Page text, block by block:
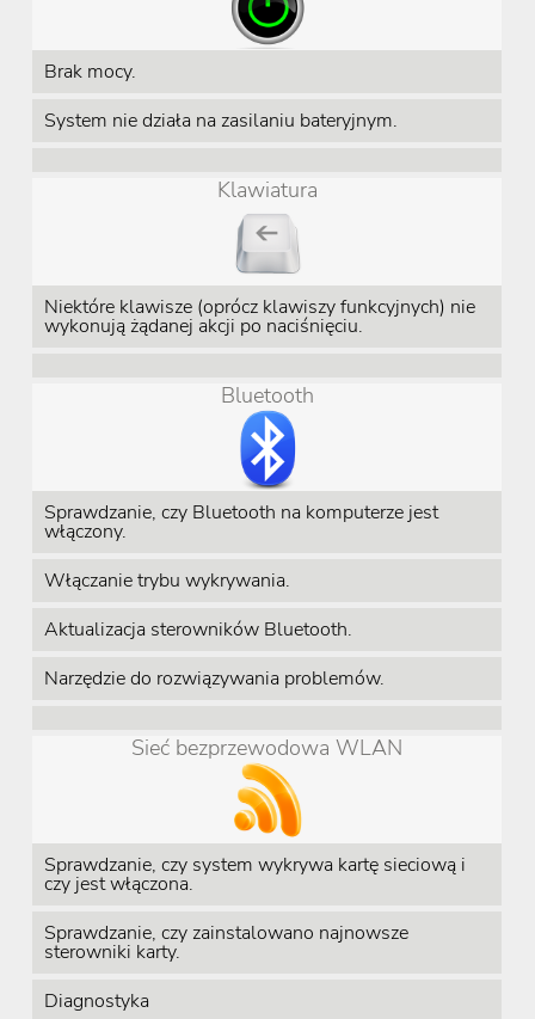
Brak mocy.
System nie działa na zasilaniu bateryjnym.
Klawiatura
Niektóre klawisze (oprócz klawiszy funkcyjnych) nie
wykonują żądanej akcji po naciśnięciu.
Bluetooth
Sprawdzanie, czy Bluetooth na komputerze jest
włączony.
Włączanie trybu wykrywania.
Aktualizacja sterowników Bluetooth.
Narzędzie do rozwiązywania problemów.
Sieć bezprzewodowa WLAN
Sprawdzanie, czy system wykrywa kartę sieciową i
czy jest włączona.
Sprawdzanie, czy zainstalowano najnowsze
sterowniki karty.
Diagnostyka